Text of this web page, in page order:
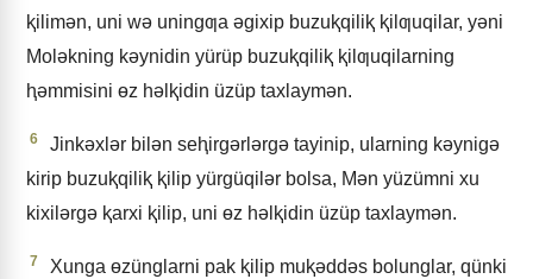
ⱪilimǝn, uni wǝ uningƣa ǝgixip buzuⱪqiliⱪ ⱪilƣuqilar, yǝni
Molǝkning kǝynidin yürüp buzuⱪqiliⱪ ⱪilƣuqilarning
ⱨǝmmisini ɵz hǝlⱪidin üzüp taxlaymǝn.
6
Jinkǝxlǝr bilǝn seⱨirgǝrlǝrgǝ tayinip, ularning kǝynigǝ
kirip buzuⱪqiliⱪ ⱪilip yürgüqilǝr bolsa, Mǝn yüzümni xu
kixilǝrgǝ ⱪarxi ⱪilip, uni ɵz hǝlⱪidin üzüp taxlaymǝn.
7
Xunga ɵzünglarni pak ⱪilip muⱪǝddǝs bolunglar, qünki